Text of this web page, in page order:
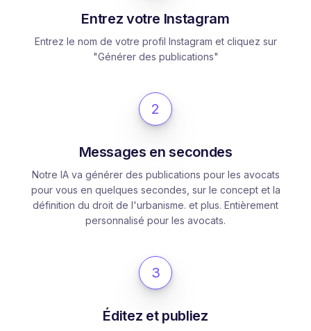
Entrez votre Instagram
Entrez le nom de votre profil Instagram et cliquez sur
"Générer des publications"
2
Messages en secondes
Notre IA va générer des publications pour les avocats
pour vous en quelques secondes, sur le concept et la
définition du droit de l'urbanisme. et plus. Entièrement
personnalisé pour les avocats.
3
Éditez et publiez